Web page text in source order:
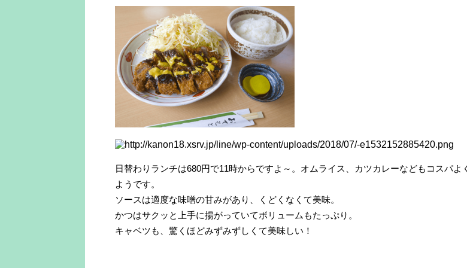
日替わりランチは680円で11時からですよ～。オムライス、カツカレーなどもコスパよ
ようです。
ソースは適度な味噌の甘みがあり、くどくなくて美味。
かつはサクッと上手に揚がっていてボリュームもたっぷり。
キャベツも、驚くほどみずみずしくて美味しい！